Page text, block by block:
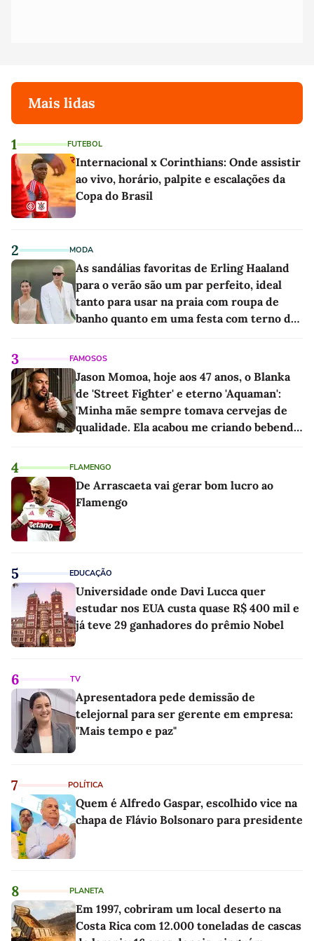
Mais lidas
1 FUTEBOL
Internacional x Corinthians: Onde assistir
ao vivo, horário, palpite e escalações da
Copa do Brasil
2 MODA
As sandálias favoritas de Erling Haaland
para o verão são um par perfeito, ideal
tanto para usar na praia com roupa de
banho quanto em uma festa com terno de
3 FAMOSOS
Jason Momoa, hoje aos 47 anos, o Blanka
de 'Street Fighter' e eterno 'Aquaman':
'Minha mãe sempre tomava cervejas de
qualidade. Ela acabou me criando bebendo
4 FLAMENGO
De Arrascaeta vai gerar bom lucro ao
Flamengo
5 EDUCAÇÃO
Universidade onde Davi Lucca quer
estudar nos EUA custa quase R$ 400 mil e
já teve 29 ganhadores do prêmio Nobel
6 TV
Apresentadora pede demissão de
telejornal para ser gerente em empresa:
"Mais tempo e paz"
7 POLÍTICA
Quem é Alfredo Gaspar, escolhido vice na
chapa de Flávio Bolsonaro para presidente
8 PLANETA
Em 1997, cobriram um local deserto na
Costa Rica com 12.000 toneladas de cascas